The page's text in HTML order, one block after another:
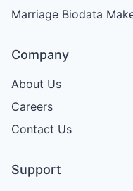
Marriage Biodata
Company
About Us
Careers
Contact Us
Support